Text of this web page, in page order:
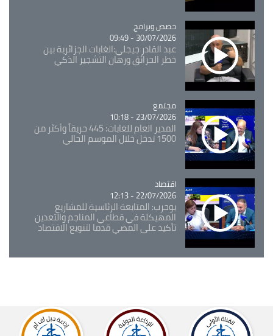
Catégorie
حصص وبرامج
30/07/2026 - 09:49
عبد القادر جيجلي:الغابات الجزائرية بين
خطر الحرائق ورهان التشجير الذكي
Catégorie
مجتمع
23/07/2026 - 10:18
المدير العام للغابات: 445 حريقاً وأكثر من
1500 تدخل خلال الموسم الحالي
Catégorie
اقتصاد
22/07/2026 - 12:13
بوحرب: المتابعة الرئاسية للمشاريع
المهيكلة في قطاعي المناجم والتعدين
تأكيد على المضي قدما لتنويع الاقتصاد